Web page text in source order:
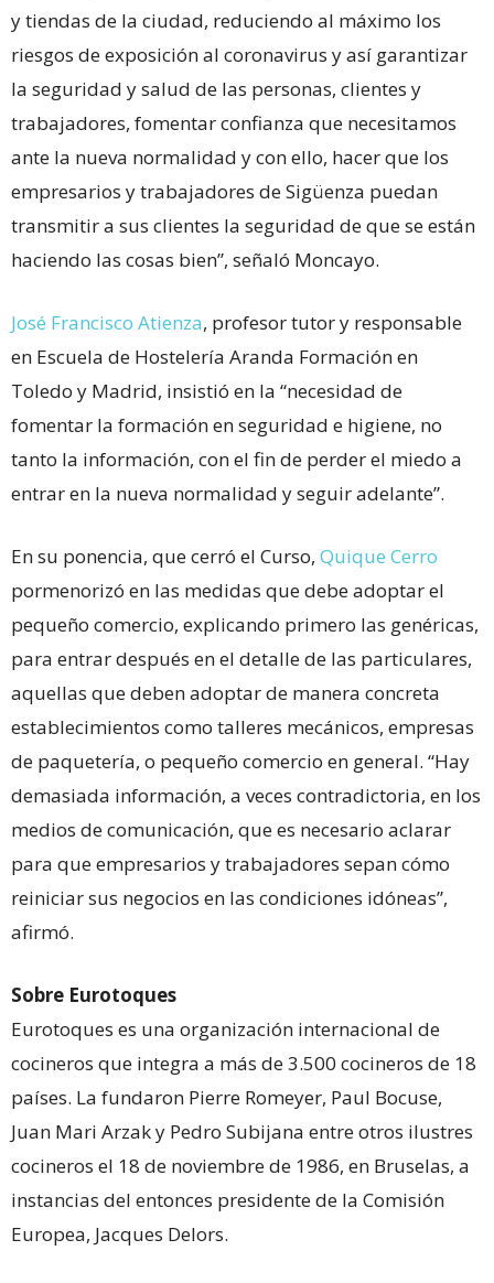
y tiendas de la ciudad, reduciendo al máximo los
riesgos de exposición al coronavirus y así garantizar
la seguridad y salud de las personas, clientes y
trabajadores, fomentar confianza que necesitamos
ante la nueva normalidad y con ello, hacer que los
empresarios y trabajadores de Sigüenza puedan
transmitir a sus clientes la seguridad de que se están
haciendo las cosas bien”, señaló Moncayo.
José Francisco Atienza, profesor tutor y responsable
en Escuela de Hostelería Aranda Formación en
Toledo y Madrid, insistió en la “necesidad de
fomentar la formación en seguridad e higiene, no
tanto la información, con el fin de perder el miedo a
entrar en la nueva normalidad y seguir adelante”.
En su ponencia, que cerró el Curso, Quique Cerro
pormenorizó en las medidas que debe adoptar el
pequeño comercio, explicando primero las genéricas,
para entrar después en el detalle de las particulares,
aquellas que deben adoptar de manera concreta
establecimientos como talleres mecánicos, empresas
de paquetería, o pequeño comercio en general. “Hay
demasiada información, a veces contradictoria, en los
medios de comunicación, que es necesario aclarar
para que empresarios y trabajadores sepan cómo
reiniciar sus negocios en las condiciones idóneas”,
afirmó.
Sobre Eurotoques
Eurotoques es una organización internacional de
cocineros que integra a más de 3.500 cocineros de 18
países. La fundaron Pierre Romeyer, Paul Bocuse,
Juan Mari Arzak y Pedro Subijana entre otros ilustres
cocineros el 18 de noviembre de 1986, en Bruselas, a
instancias del entonces presidente de la Comisión
Europea, Jacques Delors.